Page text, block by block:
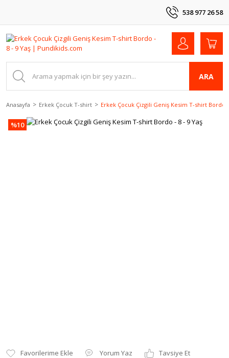
538 977 26 58
ARA
Anasayfa Erkek Çocuk T-shirt Erkek Çocuk Çizgili Geniş Kesim T-shirt Bordo -
%10
Yorum Yaz
Tavsiye Et